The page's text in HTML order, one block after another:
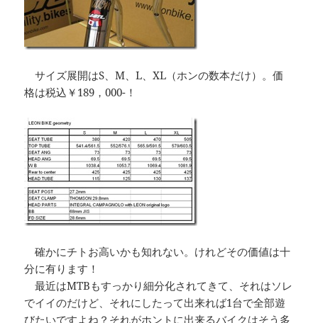
サイズ展開はS、M、L、XL（ホンの数本だけ）。価
格は税込￥189，000-！
確かにチトお高いかも知れない。けれどその価値は十
分に有ります！
最近はMTBもすっかり細分化されてきて、それはソレ
でイイのだけど、それにしたって出来れば1台で全部遊
びたいですよね？それがホントに出来るバイクはそう多